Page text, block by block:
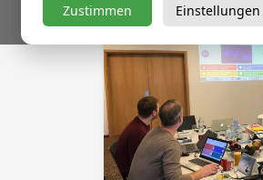
Zustimmen Einstellungen